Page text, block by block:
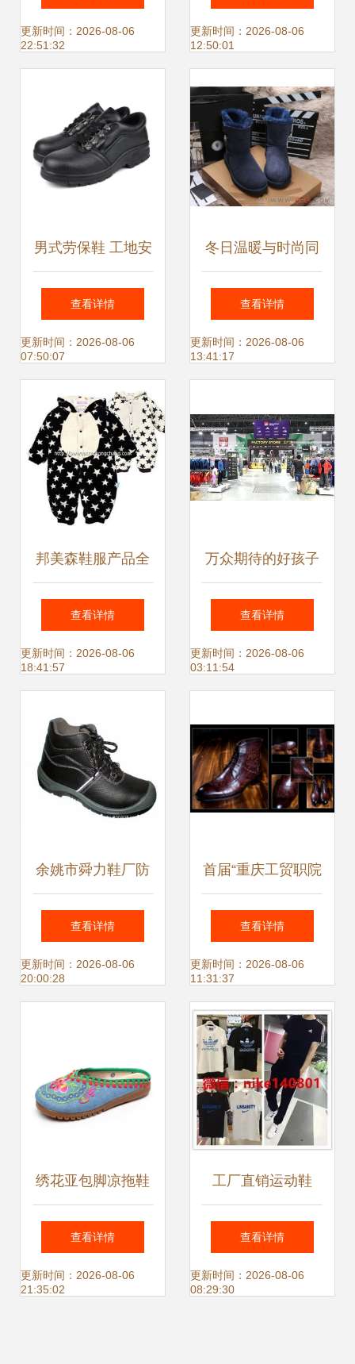
绎休闲潮流
更新时间：2026-08-06
22:51:32
洞洞鞋，透气休闲
更新时间：2026-08-06
12:50:01
男式劳保鞋 工地安
全防护的坚实防线
查看详情
更新时间：2026-08-06
07:50:07
冬日温暖与时尚同
行 工厂直供3349
女款真皮皮毛一体
查看详情
更新时间：2026-08-06
13:41:17
邦美森鞋服产品全
方位解析 最新产品
展示与深度体验
查看详情
更新时间：2026-08-06
18:41:57
万众期待的好孩子
特卖会即将来袭，
鞋服专场不容错
查看详情
更新时间：2026-08-06
03:11:54
余姚市舜力鞋厂防
静电鞋产品系列
查看详情
更新时间：2026-08-06
20:00:28
首届“重庆工贸职院
杯”全国鞋服饰品及
箱包设计大赛揭晓
我院师生勇夺金、
银、铜三项大奖
查看详情
更新时间：2026-08-06
11:31:37
绣花亚包脚凉拖鞋
米色35码，绽放夏
日优雅
查看详情
更新时间：2026-08-06
21:35:02
工厂直销运动鞋
服，全场低至两
折，一手货源诚招
查看详情
更新时间：2026-08-06
08:29:30